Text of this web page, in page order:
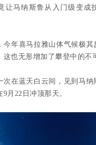
让马纳斯鲁从入门级变成
今年喜马拉雅山体气候极其
这也无形增加了攀登中的不
次在蓝天白云间，见到马纳
月22日冲顶那天。